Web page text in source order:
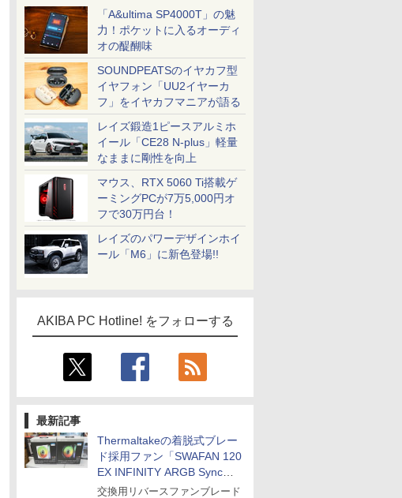
「A&ultima SP4000T」の魅
力！ポケットに入るオーディ
オの醍醐味
SOUNDPEATSのイヤカフ型
イヤフォン「UU2イヤーカ
フ」をイヤカフマニアが語る
レイズ鍛造1ピースアルミホ
イール「CE28 N-plus」軽量
なままに剛性を向上
マウス、RTX 5060 Ti搭載ゲ
ーミングPCが7万5,000円オ
フで30万円台！
レイズのパワーデザインホイ
ール「M6」に新色登場!!
AKIBA PC Hotline! をフォローする
最新記事
Thermaltakeの着脱式ブレー
ド採用ファン「SWAFAN 120
EX INFINITY ARGB Sync」
に単品パッケージ
交換用リバースファンブレード